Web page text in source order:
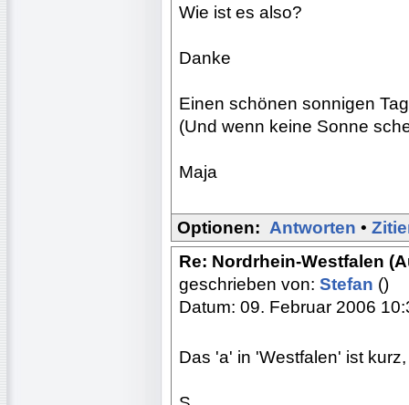
Wie ist es also?
Danke
Einen schönen sonnigen
(Und wenn keine Sonne
Maja
Optionen: Antworten •
Re: Nordrhein-Westfalen
geschrieben von: Stefan ()
Datum: 09. Februar 2006
Das 'a' in 'Westfalen' ist